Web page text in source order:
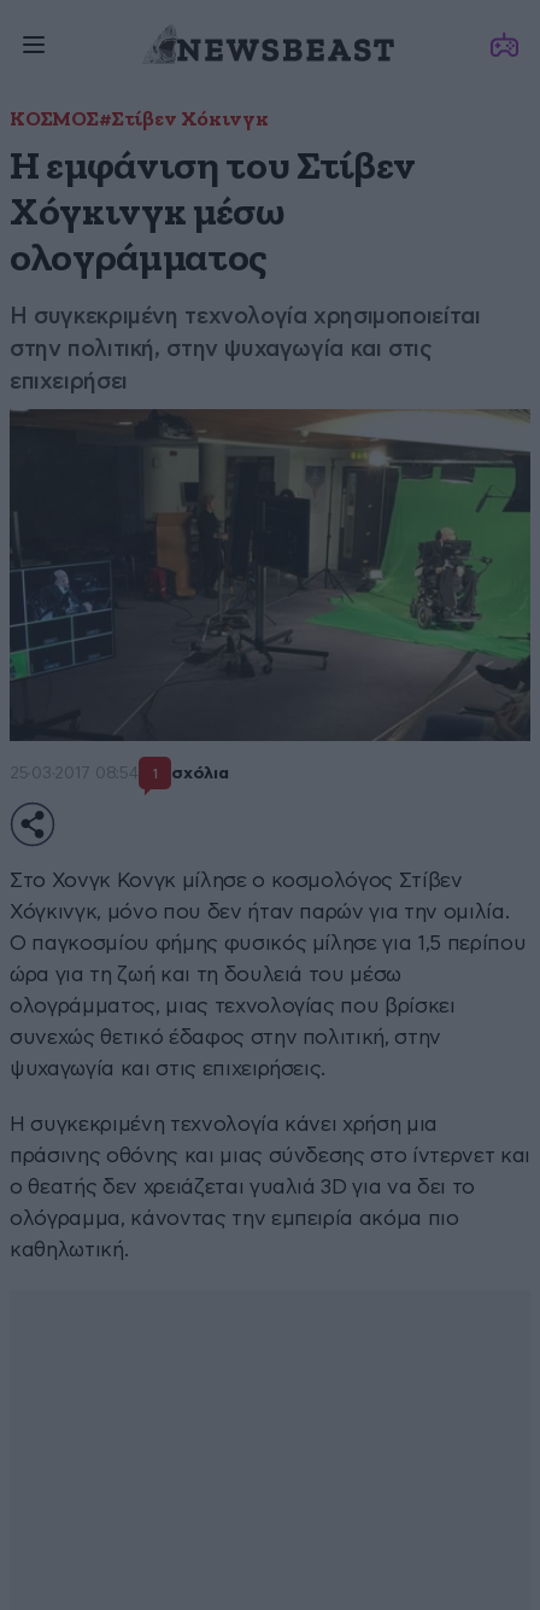
ΚΟΣΜΟΣ#Στίβεν Χόκινγκ
Η εμφάνιση του Στίβεν
Χόγκινγκ μέσω
ολογράμματος
Η συγκεκριμένη τεχνολογία χρησιμοποιείται
στην πολιτική, στην ψυχαγωγία και στις
επιχειρήσει
25·03·2017 08:54 1 σχόλια
Στο Χονγκ Κονγκ μίλησε ο κοσμολόγος Στίβεν
Χόγκινγκ, μόνο που δεν ήταν παρών για την ομιλία.
Ο παγκοσμίου φήμης φυσικός μίλησε για 1,5 περίπου
ώρα για τη ζωή και τη δουλειά του μέσω
ολογράμματος, μιας τεχνολογίας που βρίσκει
συνεχώς θετικό έδαφος στην πολιτική, στην
ψυχαγωγία και στις επιχειρήσεις.
Η συγκεκριμένη τεχνολογία κάνει χρήση μια
πράσινης οθόνης και μιας σύνδεσης στο ίντερνετ και
ο θεατής δεν χρειάζεται γυαλιά 3D για να δει το
ολόγραμμα, κάνοντας την εμπειρία ακόμα πιο
καθηλωτική.